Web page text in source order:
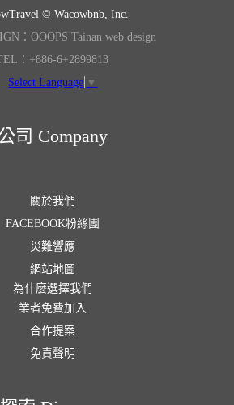
© Wacowbnb, Inc.
：OOOPS Tainan web design
：+886-6+2899813
Select Language ▼
司 Company
關於我們
FACEBOOK粉絲團
災難響應
網站地圖
為什麼選擇我們
業者免費加入
合作提案
免責聲明